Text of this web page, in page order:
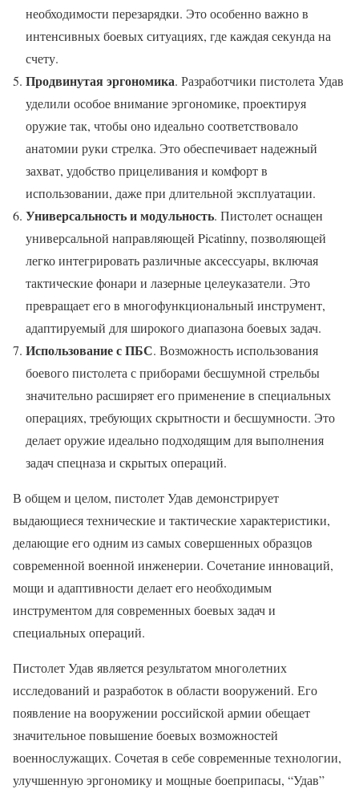
необходимости перезарядки. Это особенно важно в
интенсивных боевых ситуациях, где каждая секунда на
счету.
Продвинутая эргономика. Разработчики пистолета Удав
уделили особое внимание эргономике, проектируя
оружие так, чтобы оно идеально соответствовало
анатомии руки стрелка. Это обеспечивает надежный
захват, удобство прицеливания и комфорт в
использовании, даже при длительной эксплуатации.
Универсальность и модульность. Пистолет оснащен
универсальной направляющей Picatinny, позволяющей
легко интегрировать различные аксессуары, включая
тактические фонари и лазерные целеуказатели. Это
превращает его в многофункциональный инструмент,
адаптируемый для широкого диапазона боевых задач.
Использование с ПБС. Возможность использования
боевого пистолета с приборами бесшумной стрельбы
значительно расширяет его применение в специальных
операциях, требующих скрытности и бесшумности. Это
делает оружие идеально подходящим для выполнения
задач спецназа и скрытых операций.
В общем и целом, пистолет Удав демонстрирует
выдающиеся технические и тактические характеристики,
делающие его одним из самых совершенных образцов
современной военной инженерии. Сочетание инноваций,
мощи и адаптивности делает его необходимым
инструментом для современных боевых задач и
специальных операций.
Пистолет Удав является результатом многолетних
исследований и разработок в области вооружений. Его
появление на вооружении российской армии обещает
значительное повышение боевых возможностей
военнослужащих. Сочетая в себе современные технологии,
улучшенную эргономику и мощные боеприпасы, “Удав”